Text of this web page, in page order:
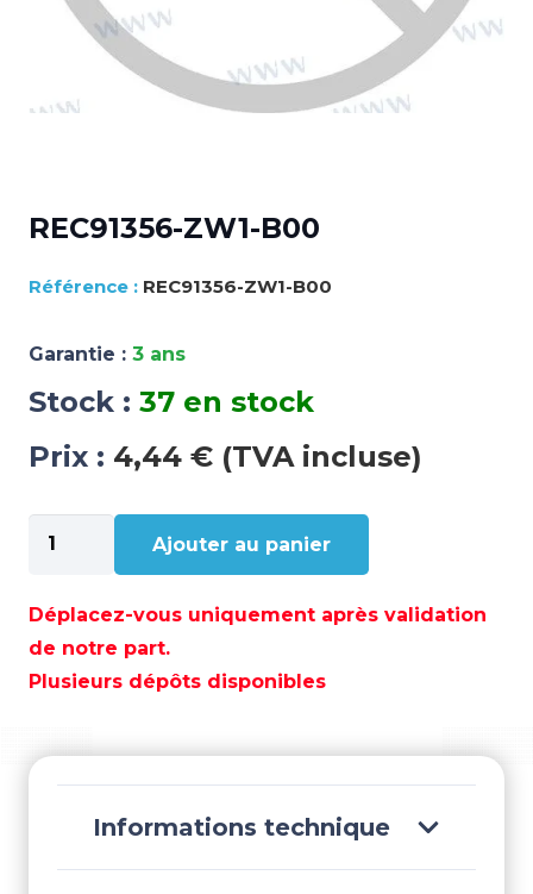
REC91356-ZW1-B00
REC91356-ZW1-B00
Garantie : 3 ans
Stock : 37 en stock
Prix : 4,44 € (TVA incluse)
quantité
de
ZW1-
B00
Ajouter au panier
Déplacez-vous uniquement après validation
de notre part.
Plusieurs dépôts disponibles
Informations technique